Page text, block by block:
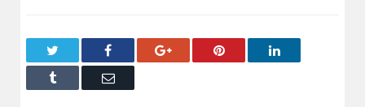
Facebook Google+ Pinterest LinkedIn
Tumblr Email